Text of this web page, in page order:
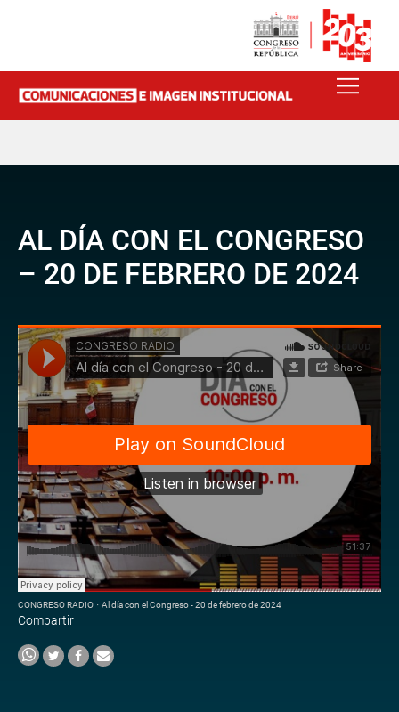
AL DÍA CON EL CONGRESO
– 20 DE FEBRERO DE 2024
CONGRESO RADIO · Al día con el Congreso - 20 de febrero de 2024
Compartir